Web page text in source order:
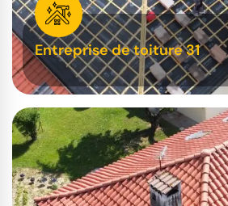
Entreprise de toiture 31